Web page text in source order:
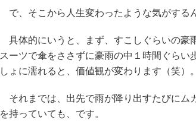
で、そこから人生変わったような気がする
具体的にいうと、まず、すこしぐらいの豪
スーツで傘をささずに豪雨の中１時間ぐら
しょに濡れると、価値観が変わります（笑）。
それまでは、出先で雨が降り出すたびにム
を持っていても、です。